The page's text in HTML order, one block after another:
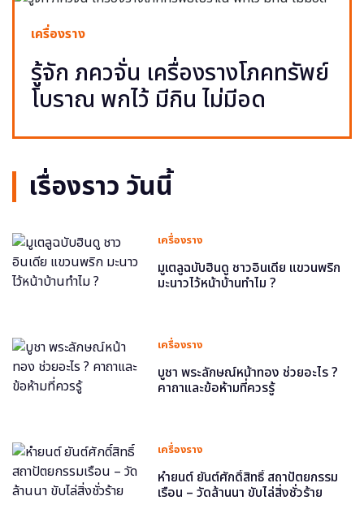
เครื่องราง
รู้จัก ภควจั่น เครื่องรางโภคทรัพย์
โบราณ พกไว้ มีกิน ไม่มีอด
เรื่องราว วันนี้
เครื่องราง
มูเตลูฉบับฮินดู ชาวอินเดีย แขวนพริก
มะนาวไว้หน้าบ้านทำไม ?
เครื่องราง
บูชา พระลักษณ์หน้าทอง ช่วยอะไร ?
คาถาและข้อห้ามที่ควรรู้
เครื่องราง
หำยนต์ ยันต์ศักดิ์สิทธิ์ สถาปัตยกรรม
เรือน – วัดล้านนา ขับไล่สิ่งชั่วร้าย